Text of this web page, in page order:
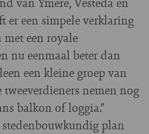
er een simpele verklaring
met een royale
nu eenmaal beter dan
een kleine groep van
tweeverdieners nemen nog
balkon of loggia.”
plan